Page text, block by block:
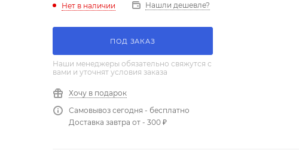
Нет в наличии Нашли дешевле?
ПОД ЗАКАЗ
Наши менеджеры обязательно свяжутся с
вами и уточнят условия заказа
Хочу в подарок
Самовывоз сегодня - бесплатно
Доставка завтра от - 300 ₽